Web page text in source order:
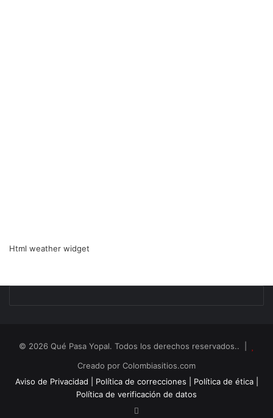
Html weather widget
© 2026 Qué Pasa Yopal. Todos los derechos reservados.. |
Creado por Colombiasitios.com
Aviso de Privacidad |
Política de correcciones | Política de ética |
Política de verificación de datos